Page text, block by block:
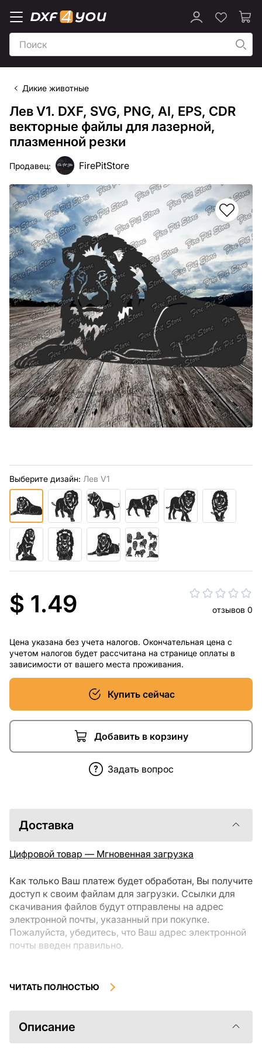
Дикие животные
Лев V1. DXF, SVG, PNG, AI, EPS, CDR
векторные файлы для лазерной,
плазменной резки
Продавец: FirePitStore
Выберите дизайн: Лев V1
$ 1.49 отзывов 0
Цена указана без учета налогов. Окончательная цена с
учетом налогов будет рассчитана на странице оплаты в
зависимости от вашего места проживания.
Купить сейчас
Добавить в корзину
Задать вопрос
Доставка
Цифровой товар — Мгновенная загрузка
Как только Ваш платеж будет обработан, Вы получите
доступ к своим файлам для загрузки. Ссылки для
скачивания файлов будут отправлены на адрес
электронной почты, указанный при покупке.
Пожалуйста, убедитесь, что Ваш адрес электронной
почты введен правильно.
загрузки, не подлежат возврату или обмену после их
ознакомиться с описанием товара и задать все
интересующие Вас вопросы перед покупкой. Если у
ЧИТАТЬ ПОЛНОСТЬЮ
Описание